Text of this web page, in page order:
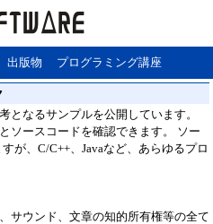
出版物 プログラミング講座
となるサンプルを公開しています。
ソースコードを確認できます。 ソー
が、C/C++、Javaなど、あらゆるプロ
サウンド、文章の知的所有権等の全て